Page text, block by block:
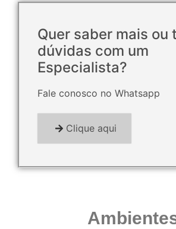
Quer saber mais ou
dúvidas com um
Especialista?
Fale conosco no Whatsapp
Clique aqui